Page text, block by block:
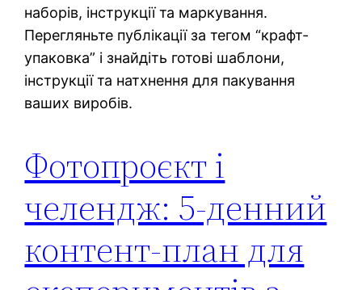
наборів, інструкції та маркування.
Перегляньте публікації за тегом “крафт-
упаковка” і знайдіть готові шаблони,
інструкції та натхнення для пакування
ваших виробів.
Фотопроєкт і
челендж: 5-денний
контент-план для